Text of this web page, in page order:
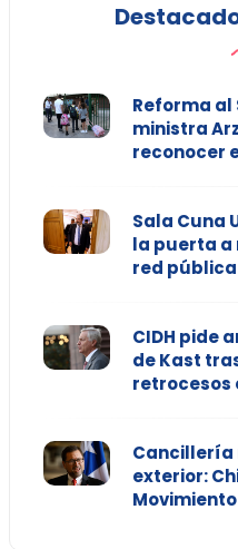
Reforma al
ministra
reconocer
Sala Cuna
la puerta a
red pública
CIDH pide
de Kast
retrocesos
Cancillería
exterior: